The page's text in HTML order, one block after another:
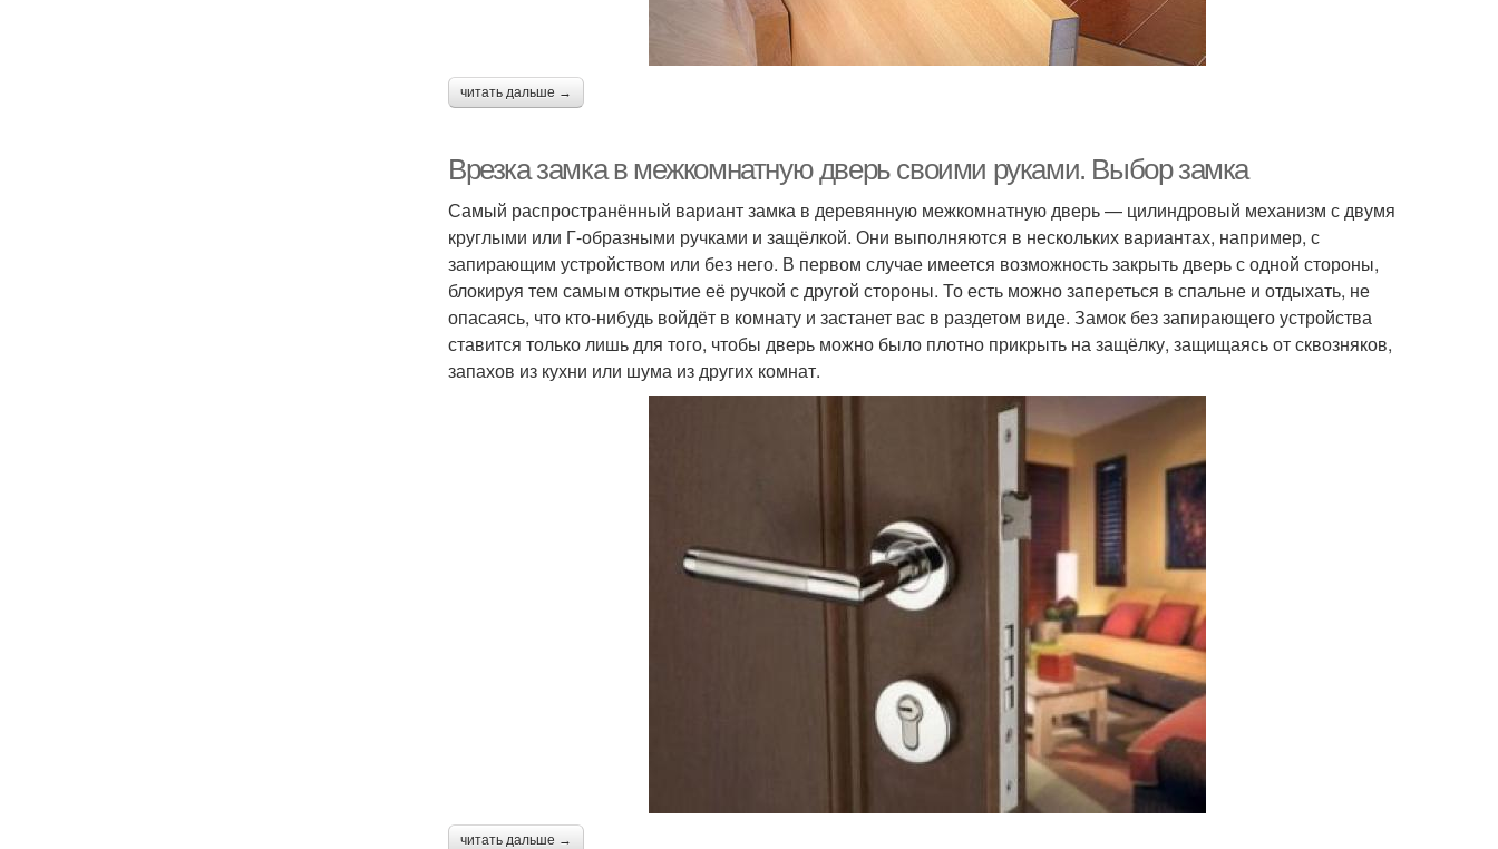
читать дальше →
Врезка замка в межкомнатную дверь своими руками. Выбор замка
Самый распространённый вариант замка в деревянную межкомнатную дверь — цилиндровый механизм с двумя
круглыми или Г-образными ручками и защёлкой. Они выполняются в нескольких вариантах, например, с
запирающим устройством или без него. В первом случае имеется возможность закрыть дверь с одной стороны,
блокируя тем самым открытие её ручкой с другой стороны. То есть можно запереться в спальне и отдыхать, не
опасаясь, что кто-нибудь войдёт в комнату и застанет вас в раздетом виде. Замок без запирающего устройства
ставится только лишь для того, чтобы дверь можно было плотно прикрыть на защёлку, защищаясь от сквозняков,
запахов из кухни или шума из других комнат.
читать дальше →